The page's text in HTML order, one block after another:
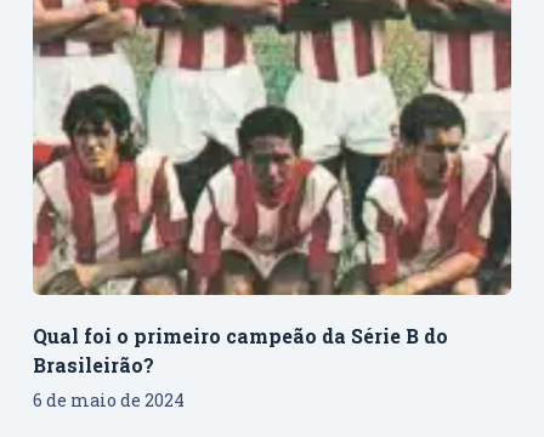
Qual foi o primeiro campeão da Série B do
Brasileirão?
6 de maio de 2024